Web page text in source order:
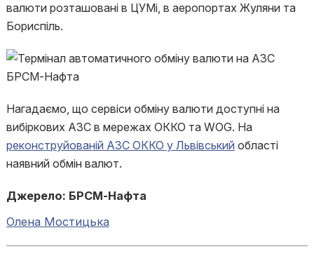
валюти розташовані в ЦУМі, в аеропортах Жуляни та
Бориспіль.
Нагадаємо, що сервіси обміну валюти доступні на
вибіркових АЗС в мережах ОККО та WOG. На
реконструйованій АЗС ОККО у Львівський області
наявний обмін валют.
Джерело: БРСМ-Нафта
Олена Мостицька